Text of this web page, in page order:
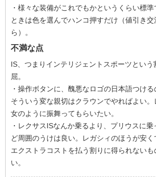
・様々な装備がこれでもかというくらい標
ときは色を選んでハンコ押すだけ（値引き
ら）。
不満な点
IS、つまりインテリジェントスポーツという
屈。
・操作ボタンに、醜悪なロゴの日本語つける
そういう変な親切はクラウンでやればよい
女のように振舞ってもらいたい。
・レクサスISなんか乗るより、プリウスに
ど周囲のうけは良い。レガシィのほうが安く
エクストラコストを払う割りに得られない
い。